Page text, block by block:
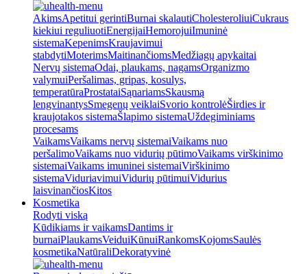
AkimsApetitui gerintiBurnai skalautiCholesteroliuiCukraus
kiekiui reguliuotiEnergijaiHemorojuiImuninė
sistemaKepenimsKraujavimui
stabdytiMoterimsMaitinančiomsMedžiagų apykaitai
Nervų sistemaOdai, plaukams, nagamsOrganizmo
valymuiPeršalimas, gripas, kosulys,
temperatūraProstataiSąnariamsSkausmą
lengvinantysSmegenų veiklaiSvorio kontrolėŠirdies ir
kraujotakos sistemaŠlapimo sistemaUždegiminiams
procesams
VaikamsVaikams nervų sistemaiVaikams nuo
peršalimoVaikams nuo vidurių pūtimoVaikams virškinimo
sistemaiVaikams imuninei sistemaiVirškinimo
sistemaViduriavimuiVidurių pūtimuiVidurius
laisvinančiosKitos
Kosmetika
Rodyti viską
Kūdikiams ir vaikamsDantims ir
burnaiPlaukamsVeiduiKūnuiRankomsKojomsSaulės
kosmetikaNatūraliDekoratyvinė